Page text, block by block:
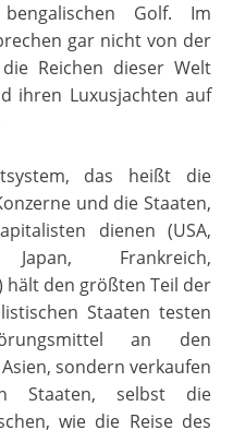
Golf. Im
gar nicht von der
Reichen dieser Welt
ihren Luxusjachten auf
das heißt die
und die Staaten,
dienen (USA,
Frankreich,
den größten Teil der
Staaten testen
an den
sondern verkaufen
Staaten, selbst die
wie die Reise des